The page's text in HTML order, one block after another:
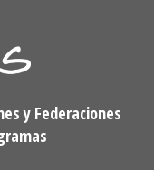
y Federaciones